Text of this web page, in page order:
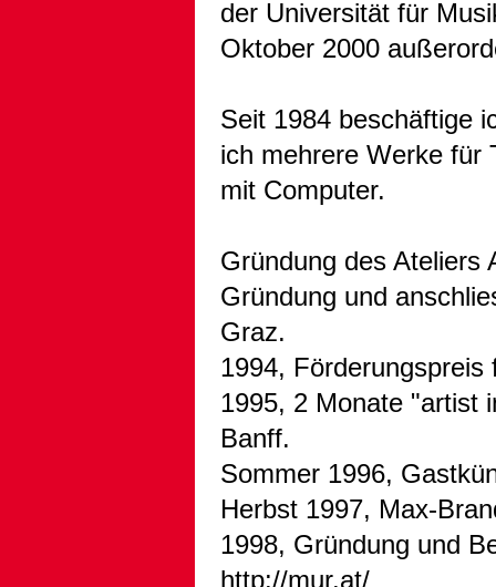
der Universität für
Oktober 2000
Seit 1984 beschäftige
ich mehrere Werke für
mit Computer.
Gründung des Ateliers
Gründung und
Graz.
1994,
1995, 2 Monate "artist
Banff.
Sommer 1996,
Herbst 1997, Max-
1998, Gründung und
http://mur.at/